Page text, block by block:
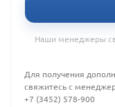
Наши менеджеры
Для получения
свяжитесь с
+7 (3452) 578-900